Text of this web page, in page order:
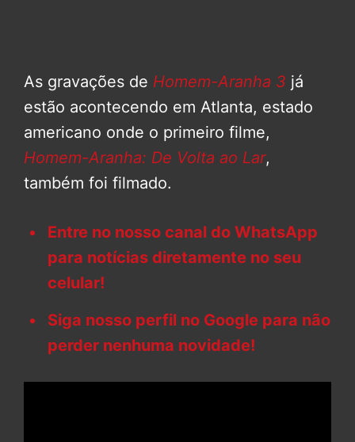
As gravações de Homem-Aranha 3 já
estão acontecendo em Atlanta, estado
americano onde o primeiro filme,
Homem-Aranha: De Volta ao Lar,
também foi filmado.
Entre no nosso canal do WhatsApp
para notícias diretamente no seu
celular!
Siga nosso perfil no Google para não
perder nenhuma novidade!